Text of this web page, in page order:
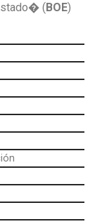
( BOE)